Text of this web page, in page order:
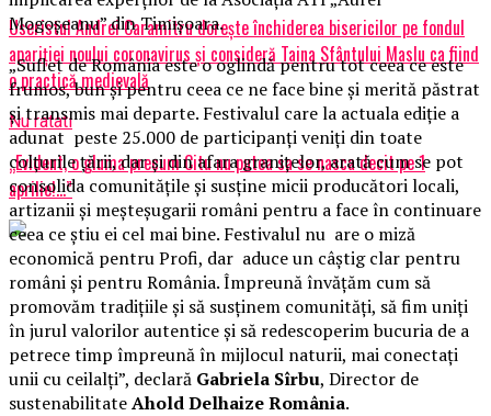
Useristul Andrei Caramitru dorește închiderea bisericilor pe fondul
apariției noului coronavirus și consideră Taina Sfântului Maslu ca fiind
o practică medievală
Nu ratati
„Evident, o gluma precum Citu nu putea sa se nasca decit pe 1
aprilie!…”
Mogoșeanu” din Timișoara.
„Suflet de România este o oglindă pentru tot ceea ce este
frumos, bun și pentru ceea ce ne face bine și merită păstrat
și transmis mai departe. Festivalul care la actuala ediție a
adunat peste 25.000 de participanți veniți din toate
colțurile țării, dar și din afara granițelor, arată cum se pot
consolida comunitățile și susține micii producători locali,
artizanii și meșteșugarii români pentru a face în continuare
ceea ce știu ei cel mai bine. Festivalul nu are o miză
economică pentru Profi, dar aduce un câștig clar pentru
români și pentru România. Împreună învățăm cum să
promovăm tradițiile și să susținem comunități, să fim uniți
în jurul valorilor autentice și să redescoperim bucuria de a
petrece timp împreună în mijlocul naturii, mai conectați
unii cu ceilalți”, declară Gabriela Sîrbu, Director de
sustenabilitateAhold Delhaize România.